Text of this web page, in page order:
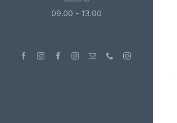
09.00 - 13.00
FacebookInstagramFacebookInstagram
Email PhoneInstagram